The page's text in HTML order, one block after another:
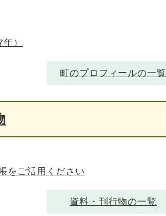
）
町のプロフィールの一覧
をご活用ください
資料・刊行物の一覧